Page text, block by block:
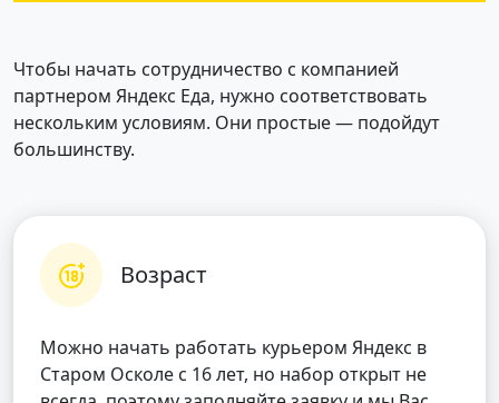
Чтобы начать сотрудничество с компанией
партнером Яндекс Еда, нужно соответствовать
нескольким условиям. Они простые — подойдут
большинству.
Возраст
Можно начать работать курьером Яндекс в
Старом Осколе с 16 лет, но набор открыт не